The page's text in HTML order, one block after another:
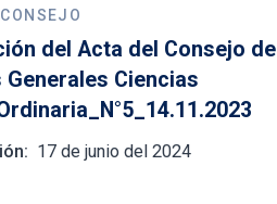
del Acta del Consejo de
Generales Ciencias
17 de junio del 2024